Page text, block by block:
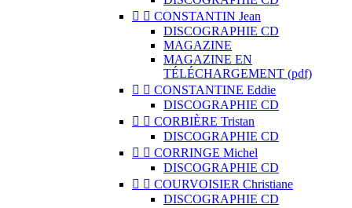
  CONSTANTIN Jean
DISCOGRAPHIE CD
MAGAZINE
MAGAZINE EN
TÉLÉCHARGEMENT (pdf)
  CONSTANTINE Eddie
DISCOGRAPHIE CD
  CORBIÈRE Tristan
DISCOGRAPHIE CD
  CORRINGE Michel
DISCOGRAPHIE CD
  COURVOISIER Christiane
DISCOGRAPHIE CD